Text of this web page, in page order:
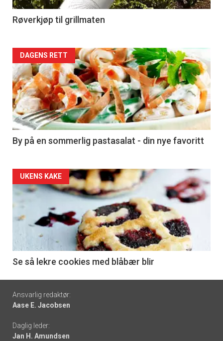
4
Røverkjøp til grillmaten
Forsiden
akkurat
nå
-
5
DAGENS RETT
By på en sommerlig pastasalat - din nye favoritt
Forsiden
akkurat
nå
6
UKENS KAKE
Se så lekre cookies med blåbær blir
Footer
-
links
Ansvarlig redaktør:
Aase E. Jacobsen
Daglig leder:
Jan H. Amundsen